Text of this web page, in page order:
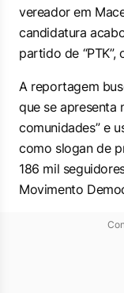
vereador em
candidatura
partido de “PTK”,
A reportagem
que se apresenta
comunidades” e
como slogan de
186 mil
Movimento